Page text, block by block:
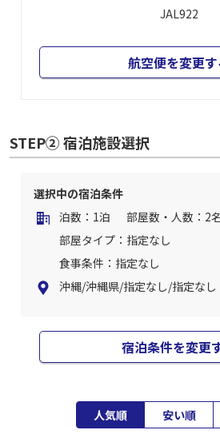
JAL922
航空便を変更す
STEP② 宿泊施設選択
選択中の宿泊条件
泊数：1泊
部屋数・人数：2
部屋タイプ：指定なし
食事条件：指定なし
沖縄/沖縄県/指定なし/指定なし
宿泊条件を変更
人気順 安い順